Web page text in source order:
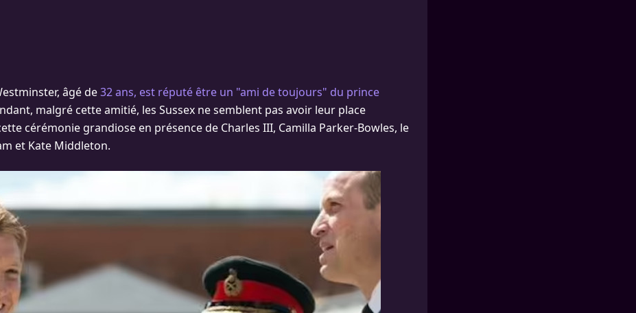
âgé de32 ans, est réputé être un "ami de toujours" du prince
malgré cette amitié, les Sussex ne semblent pas avoir leur place
cérémonie grandiose en présence de Charles III, Camilla Parker-Bowles, le
et Kate Middleton.